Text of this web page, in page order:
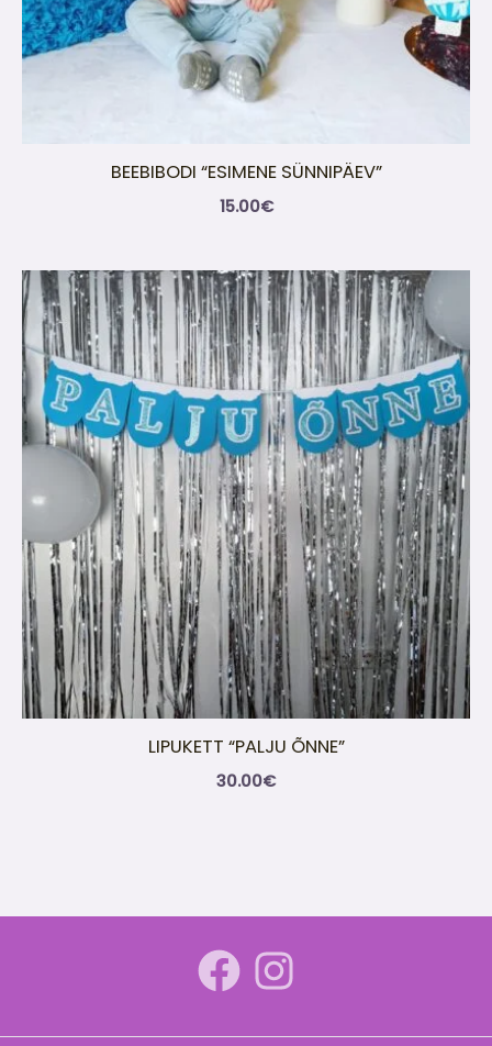
BEEBIBODI “ESIMENE SÜNNIPÄEV”
15.00€
LIPUKETT “PALJU ÕNNE”
30.00€